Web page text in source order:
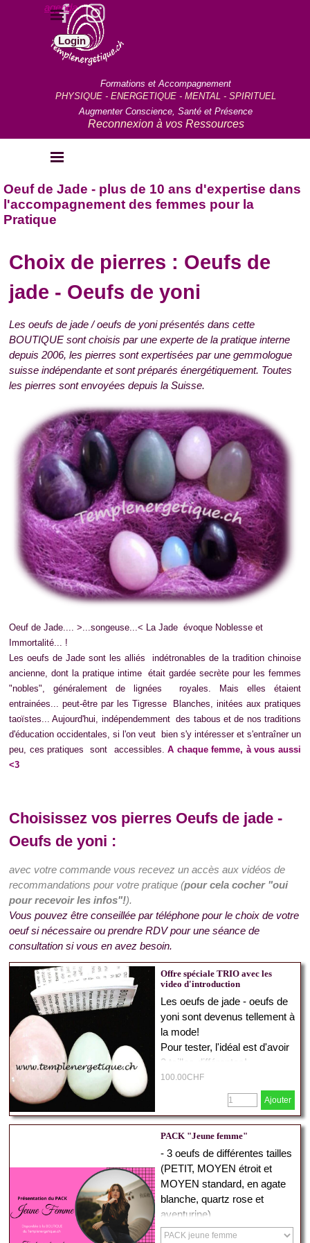
Aller au contenu
agenda
Sauter le menu
Login
Formations et Accompagnement
PHYSIQUE - ENERGETIQUE - MENTAL - SPIRITUEL
Augmenter Conscience, Santé et Présence
Reconnexion à vos Ressources
Sauter le menu
Oeuf de Jade - plus de 10 ans d'expertise dans
l'accompagnement des femmes pour la
Pratique
Choix de pierres : Oeufs de
jade - Oeufs de yoni
Les oeufs de jade / oeufs de yoni présentés dans cette
BOUTIQUE sont choisis par une experte de la pratique interne
depuis 2006, les pierres sont expertisées par une gemmologue
suisse indépendante et sont préparés énergétiquement. Toutes
les pierres sont envoyées depuis la Suisse.
Oeuf de Jade.... >...songeuse...< La Jade évoque Noblesse et
Immortalité... !
Les oeufs de Jade sont les alliés indétronables de la tradition chinoise
ancienne, dont la pratique intime était gardée secrète pour les femmes
"nobles", généralement de lignées royales. Mais elles étaient
entrainées... peut-être par les Tigresse Blanches, initées aux pratiques
taoïstes...Aujourd'hui, indépendemment des tabous et de nos traditions
d'éducation occidentales, si l'on veut bien s'y intéresser et s'entraîner un
peu, ces pratiques sont accessibles.
A chaque femme, à vous aussi
<3
Choisissez vos pierres Oeufs de jade -
Oeufs de yoni :
avec votre commande vous recevez un accès aux vidéos de
recommandations pour votre pratique (pour cela cocher "oui
pour recevoir les infos"!).
Vous pouvez être conseillée par téléphone pour le choix de votre
oeuf si nécessaire ou prendre RDV pour une séance de
consultation si vous en avez besoin.
Offre spéciale TRIO avec les
video d'introduction
Les oeufs de jade - oeufs de
yoni sont devenus tellement à
la mode!
Pour tester, l'idéal est d'avoir
3 tailles différentes!
Vous recevez :
- une pochette "Luxe"
- 3 oeufs de tailles et de
pierres différentes
(photo non contractuelle,
agate blanche, aventurine et
quartz rose)
n'hésitez pas à indiquer si
vous préférez des oeufs
100.00CHF
Ajouter
PACK "Jeune femme"
- 3 oeufs de différentes tailles
(PETIT, MOYEN étroit et
MOYEN standard, en agate
blanche, quartz rose et
aventurine)
- vidéo d'introduction